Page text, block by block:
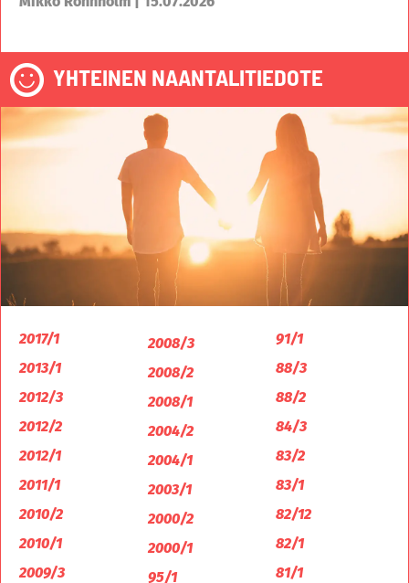
YHTEINEN NAANTALITIEDOTE
2017/1
2013/1
2012/3
2012/2
2012/1
2011/1
2010/2
2010/1
2009/3
2008/3
2008/2
2008/1
2004/2
2004/1
2003/1
2000/2
2000/1
95/1
91/1
88/3
88/2
84/3
83/2
83/1
82/12
82/1
81/1